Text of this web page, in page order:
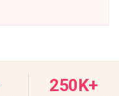
250K+